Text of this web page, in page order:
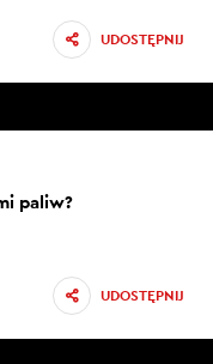
UDOSTĘPNIJ
paliw?
UDOSTĘPNIJ